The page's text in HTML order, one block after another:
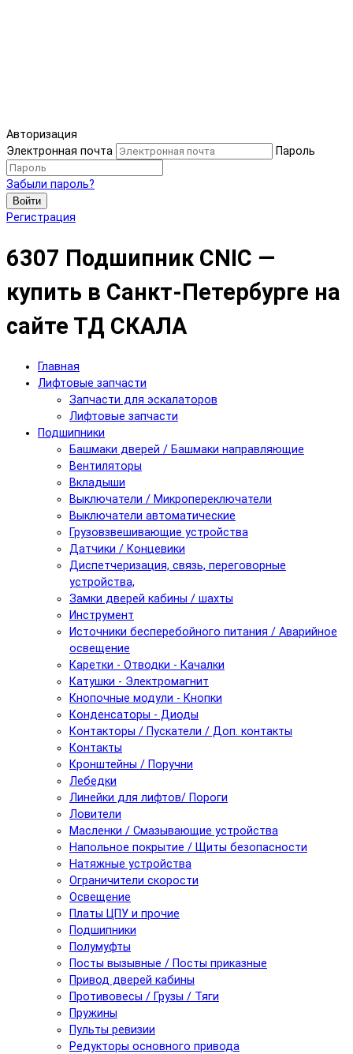
Авторизация
Электронная почта
Пароль
Забыли пароль?
Войти
Регистрация
6307 Подшипник CNIC —
купить в Санкт-Петербурге на
сайте ТД СКАЛА
Главная
Лифтовые запчасти
Запчасти для эскалаторов
Лифтовые запчасти
Подшипники
Башмаки дверей / Башмаки направляющие
Вентиляторы
Вкладыши
Выключатели / Микропереключатели
Выключатели автоматические
Грузовзвешивающие устройства
Датчики / Концевики
Диспетчеризация, связь, переговорные
устройства,
Замки дверей кабины / шахты
Инструмент
Источники бесперебойного питания / Аварийное
освещение
Каретки - Отводки - Качалки
Катушки - Электромагнит
Кнопочные модули - Кнопки
Конденсаторы - Диоды
Контакторы / Пускатели / Доп. контакты
Контакты
Кронштейны / Поручни
Лебедки
Линейки для лифтов/ Пороги
Ловители
Масленки / Смазывающие устройства
Напольное покрытие / Щиты безопасности
Натяжные устройства
Ограничители скорости
Освещение
Платы ЦПУ и прочие
Подшипники
Полумуфты
Посты вызывные / Посты приказные
Привод дверей кабины
Противовесы / Грузы / Тяги
Пружины
Пульты ревизии
Редукторы основного привода